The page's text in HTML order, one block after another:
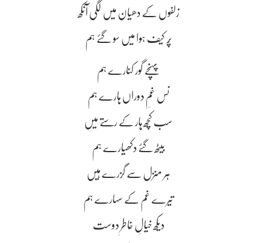
زلفوں کے دھیان میں لگی آنکھ
پُر کیف ہوا میں سو گۓ ہم
پہنچے گور کنارے ہم
نس غمِ دوراں ہارے ہم
سب کچھ ہار کے رستے میں
بیٹھ گۓ دکھیارے ہم
ہر منزل سے گزرے ہیں
تیرے غم کے سہارے ہم
دیکھ خیالِ خاطرِ دوست